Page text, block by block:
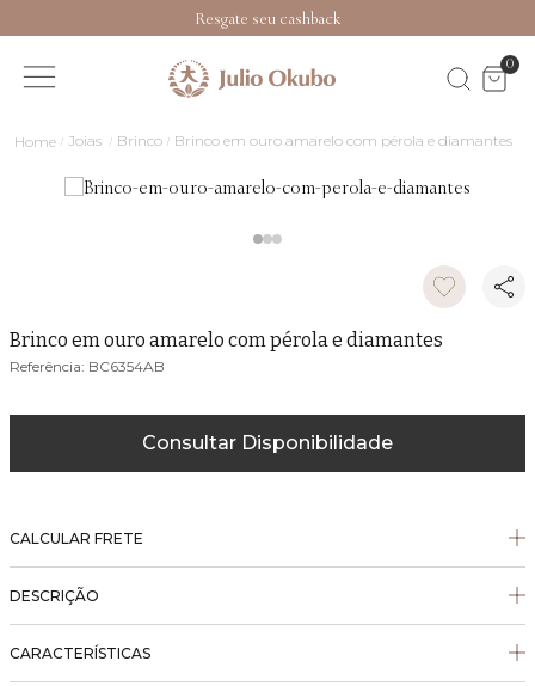
Resgate seu cashback
0
Joias Brinco Brinco em ouro amarelo com pérola e diamantes
Brinco em ouro amarelo com pérola e diamantes
BC6354AB
Consultar Disponibilidade
CALCULAR FRETE
DESCRIÇÃO
CARACTERÍSTICAS